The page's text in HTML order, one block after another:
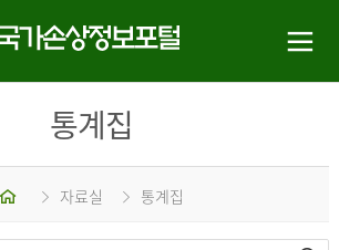
통계집
홈 자료실 통계집